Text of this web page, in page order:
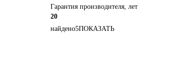
Гарантия производителя, лет
20
найдено5ПОКАЗАТЬ